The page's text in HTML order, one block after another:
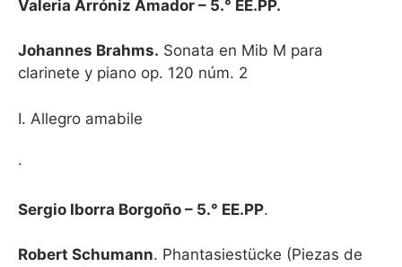
Valeria Arróniz Amador – 5.° EE.PP.
Johannes Brahms. Sonata en Mib M para
clarinete y piano op. 120 núm. 2
I. Allegro amabile
·
Sergio Iborra Borgoño – 5.° EE.PP.
Robert Schumann. Phantasiestücke (Piezas de